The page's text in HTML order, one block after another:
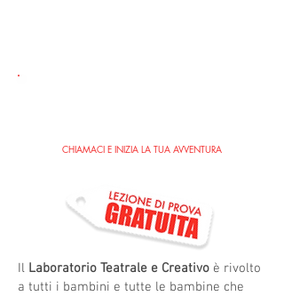
CHIAMACI E INIZIA LA TUA AVVENTURA
Il Laboratorio Teatrale e Creativo è rivolto
a tutti i bambini e tutte le bambine che